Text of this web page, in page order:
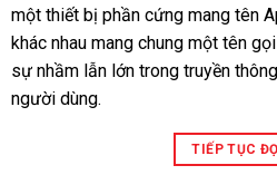
một thiết bị phần cứng mang tên
khác nhau mang chung một tên
sự nhầm lẫn lớn trong truyền
người dùng.
TIẾP TỤC